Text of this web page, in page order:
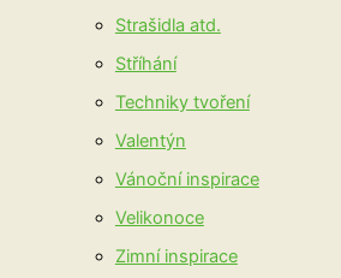
Strašidla atd.
Stříhání
Techniky tvoření
Valentýn
Vánoční inspirace
Velikonoce
Zimní inspirace